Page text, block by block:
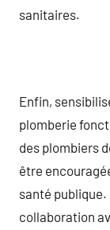
sanitaires.
Enfin,
plomberie
des plombiers
être
santé publique.
collaboration